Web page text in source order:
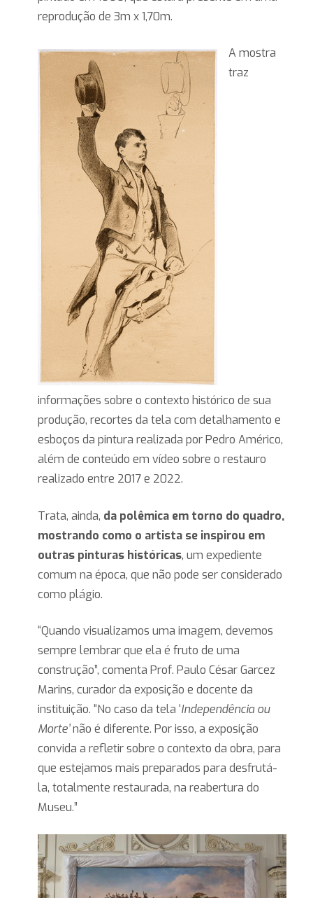
reprodução de 3m x 1,70m.
A mostra
traz
informações sobre o contexto histórico de sua
produção, recortes da tela com detalhamento e
esboços da pintura realizada por Pedro Américo,
além de conteúdo em vídeo sobre o restauro
realizado entre 2017 e 2022.
Trata, ainda, da polêmica em torno do quadro,
mostrando como o artista se inspirou em
outras pinturas históricas, um expediente
comum na época, que não pode ser considerado
como plágio.
“Quando visualizamos uma imagem, devemos
sempre lembrar que ela é fruto de uma
construção”, comenta Prof. Paulo César Garcez
Marins, curador da exposição e docente da
instituição. “No caso da tela ‘Independência ou
Morte’não é diferente. Por isso, a exposição
convida a refletir sobre o contexto da obra, para
que estejamos mais preparados para desfrutá-
la, totalmente restaurada, na reabertura do
Museu.”